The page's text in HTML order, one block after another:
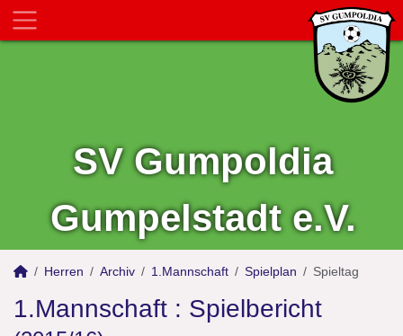
SV Gumpoldia
Gumpelstadt e.V.
Herren Archiv 1.Mannschaft Spielplan Spieltag
1.Mannschaft : Spielbericht